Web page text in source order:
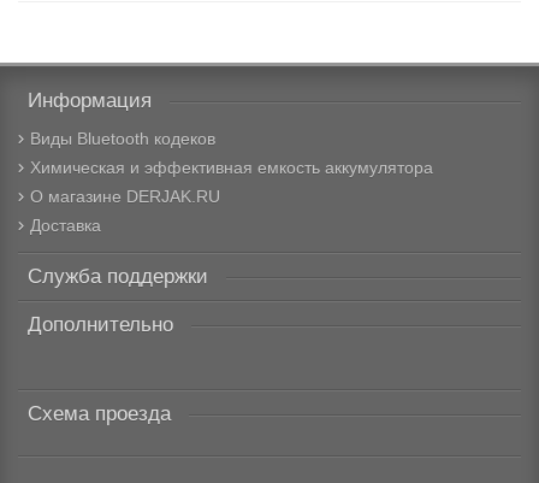
Информация
Виды Bluetooth кодеков
Химическая и эффективная емкость аккумулятора
О магазине DERJAK.RU
Доставка
Служба поддержки
Дополнительно
Схема проезда